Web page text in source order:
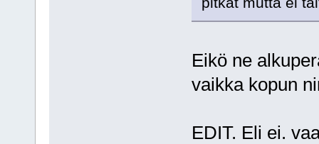
Eikö ne
vaikka kopun
EDIT. Eli ei.